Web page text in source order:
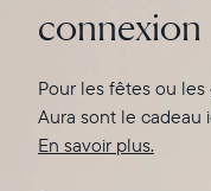
En savoir plus ici
connexion
Pour les fêtes ou
Aura sont le cadeau
En savoir plus.